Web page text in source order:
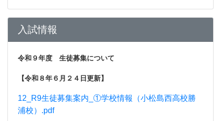
入試情報
令和９年度 生徒募集について
【令和８年６月２４日更新】
12_R9生徒募集案内_①学校情報（小松島西高校勝
浦校）.pdf